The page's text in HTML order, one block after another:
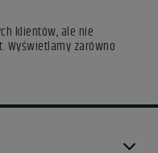
klientów, ale nie
Wyświetlamy zarówno